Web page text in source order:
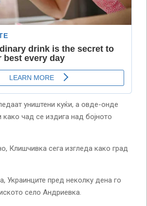
уништени куќи, а овде-онде
чад се издига над бојното
Клишчивка сега изгледа како град
Украинците пред неколку дена го
село Андриевка.